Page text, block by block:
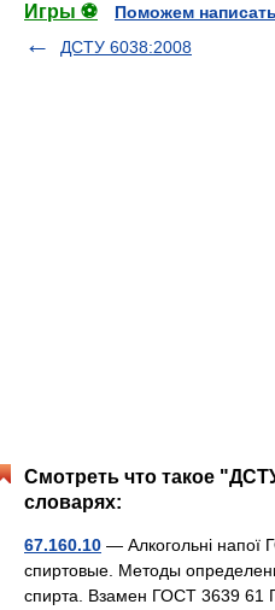
Игры ⚽
Поможем
ДСТУ 6038:2008
Смотреть что такое
словарях:
67.160.10 — Алкогольні напої
спиртовые. Методы
спирта. Взамен ГОСТ 3639 61